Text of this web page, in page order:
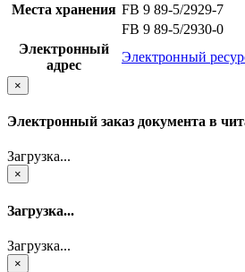
Места хранения FB 9 89-5/2929-7
FB 9 89-5/2930-0
Электронный
адрес
Электронный
×
Электронный заказ документа в
Загрузка...
×
Загрузка...
Загрузка...
×